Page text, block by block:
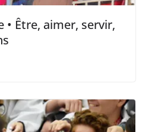
• Être, aimer, servir,